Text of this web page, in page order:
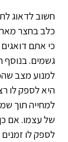
חשוב לדאוג
כלב בחצר
כי אתם
גשמים. בנוסף
למנוע מצב
היא לספק לו
למחייה תוך
של עצמו. אם
לספק לו